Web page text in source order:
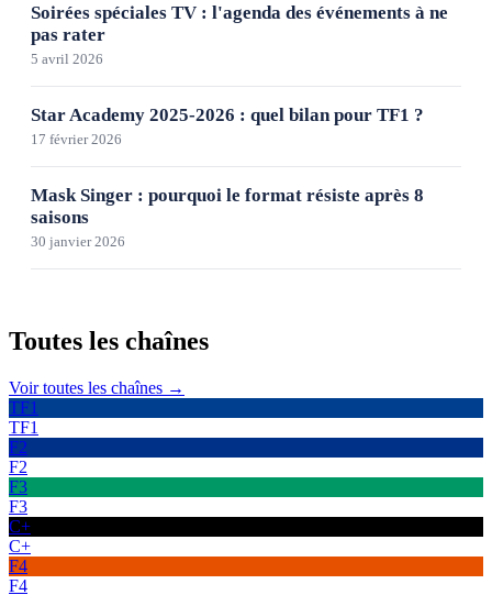
Soirées spéciales TV : l'agenda des événements à ne
pas rater
5 avril 2026
Star Academy 2025-2026 : quel bilan pour TF1 ?
17 février 2026
Mask Singer : pourquoi le format résiste après 8
saisons
30 janvier 2026
Toutes les chaînes
Voir toutes les chaînes →
TF1
TF1
F2
F2
F3
F3
C+
C+
F4
F4